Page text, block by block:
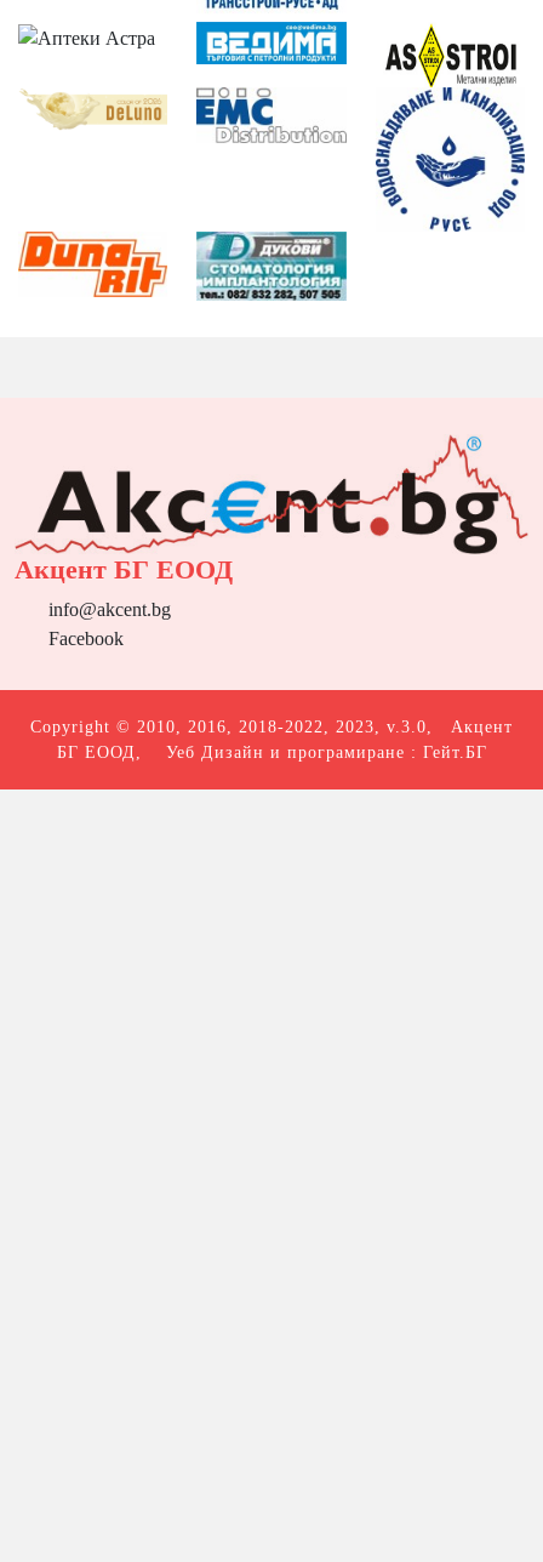
Акцент БГ ЕООД
info@akcent.bg
Facebook
Copyright © 2010, 2016, 2018-2022, 2023, v.3.0, Акцент
БГ ЕООД , Уеб Дизайн и програмиране : Гейт.БГ